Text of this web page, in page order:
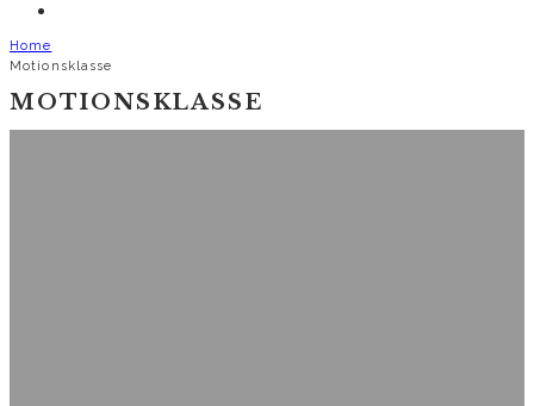
Home
Motionsklasse
MOTIONSKLASSE